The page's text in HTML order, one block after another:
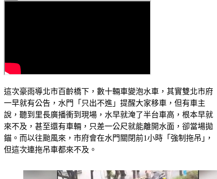
這次豪雨導北市百齡橋下，數十輛車變泡水車，其實雙北市府
一早就有公告，水門「只出不進」提醒大家移車，但有車主
說，聽到里長廣播衝到現場，水早就淹了半台車高，根本早就
來不及，甚至還有車輛，只差一公尺就能離開水面，卻當場拋
錨。而以往颱風來，市府會在水門關閉前1小時「強制拖吊｣，
但這次連拖吊車都來不及。